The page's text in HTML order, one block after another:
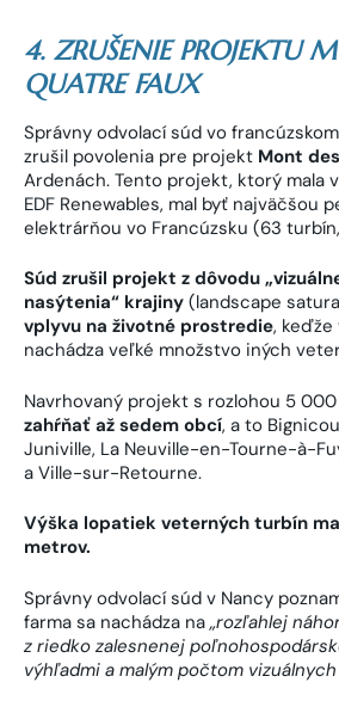
4. ZRUŠENIE PROJEKTU
QUATRE FAUX
Správny odvolací súd vo
zrušil povolenia pre projekt Mont
Ardenách. Tento projekt, ktorý mala
EDF Renewables, mal byť najväčšou
elektrárňou vo Francúzsku (63
Súd zrušil projekt z dôvodu
nasýtenia“ krajiny (landscape
vplyvu na životné prostredie, keďže
nachádza veľké množstvo iných
Navrhovaný projekt s rozlohou 5
zahŕňať až sedem obcí, a to
Juniville, La Neuville-en-Tourne-à-
a Ville-sur-Retourne.
Výška lopatiek veterných turbín
metrov.
Správny odvolací súd v Nancy
farma sa nachádza na „rozľahlej
z riedko zalesnenej
výhľadmi a malým počtom vizuálnych